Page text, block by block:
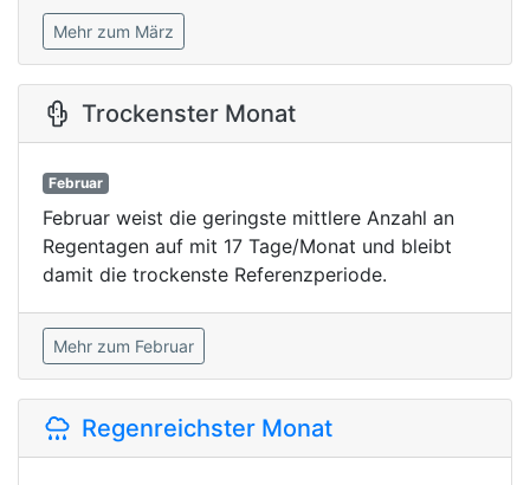
Mehr zum März
Trockenster Monat
Februar
Februar weist die geringste mittlere Anzahl an
Regentagen auf mit 17 Tage/Monat und bleibt
damit die trockenste Referenzperiode.
Mehr zum Februar
Regenreichster Monat